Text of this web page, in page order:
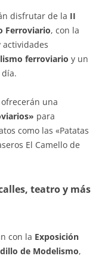
disfrutar de la II
Ferroviario, con la
actividades
ferroviario y un
una
para
como las «Patatas
El Camello de
teatro y más
con la Exposición
de Modelismo,